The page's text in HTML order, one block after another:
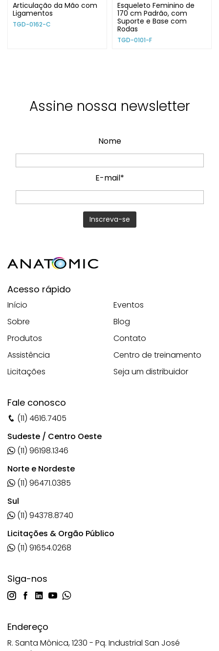
Articulação da Mão com
Ligamentos
TGD-0162-C
Esqueleto Feminino de
170 cm Padrão, com
Suporte e Base com
Rodas
TGD-0101-F
Assine nossa newsletter
Nome
E-mail*
Acesso rápido
Início
Sobre
Produtos
Assistência
Licitações
Eventos
Blog
Contato
Centro de treinamento
Seja um distribuidor
Fale conosco
(11) 4616.7405
Sudeste / Centro Oeste
(11) 96198.1346
Norte e Nordeste
(11) 96471.0385
Sul
(11) 94378.8740
Licitações & Orgão Público
(11) 91654.0268
Siga-nos
Endereço
R. Santa Mônica, 1230 - Pq. Industrial San José